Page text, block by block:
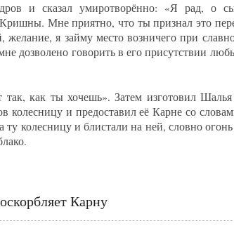
и сказал умиротворённо: «Я рад, о
Мне приятно, что ты признал это
желание, я займу место возничего при
дозволено говорить в его присутствии
как ты хочешь». Затем изготовил
колесницу и предоставил её Карне со
колесницу и блистали на ней, словно
Карну